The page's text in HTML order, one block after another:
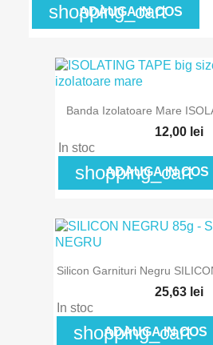
shopping_cart
ADAUGA IN COS
Banda Izolatoare Mare
12,00 lei
In stoc
shopping_cart
ADAUGA IN COS
Silicon Garnituri Negru
25,63 lei
In stoc
shopping_cart
ADAUGA IN COS